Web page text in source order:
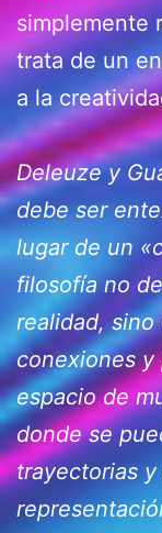
simplemente
trata de un
a la
Deleuze y
debe ser
lugar de un
filosofía no
realidad,
conexiones y
espacio de
donde se
trayectorias